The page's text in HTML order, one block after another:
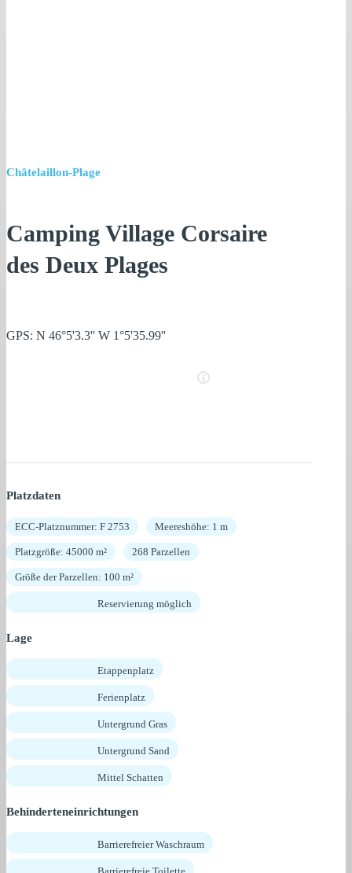
Châtelaillon-Plage
Camping Village Corsaire
des Deux Plages
GPS: N 46°5'3.3'' W 1°5'35.99''
Platzdaten
ECC-Platznummer: F 2753 Meereshöhe: 1 m
Platzgröße: 45000 m² 268 Parzellen
Größe der Parzellen: 100 m²
Reservierung möglich
Lage
Etappenplatz
Ferienplatz
Untergrund Gras
Untergrund Sand
Mittel Schatten
Behinderteneinrichtungen
Barrierefreier Waschraum